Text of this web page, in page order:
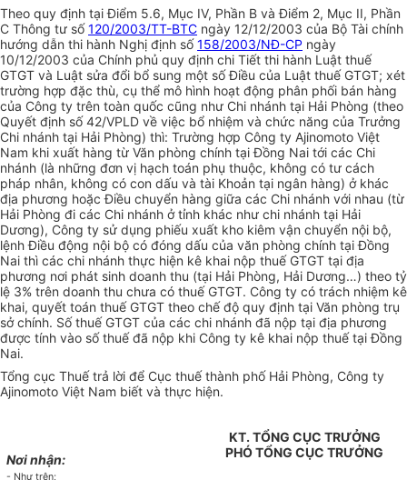
Theo quy định tại Điểm 5.6, Mục IV, Phần B và Điểm 2, Mục II, Phần
C Thông tư số120/2003/TT-BTC ngày 12/12/2003 của Bộ Tài chính
hướng dẫn thi hành Nghị định số158/2003/NĐ-CP ngày
10/12/2003 của Chính phủ quy định chi Tiết thi hành Luật thuế
GTGT và Luật sửa đổi bổ sung một số Điều của Luật thuế GTGT; xét
trường hợp đặc thù, cụ thể mô hình hoạt động phân phối bán hàng
của Công ty trên toàn quốc cũng như Chi nhánh tại Hải Phòng (theo
Quyết định số 42/VPLD về việc bổ nhiệm và chức năng của Trưởng
Chi nhánh tại Hải Phòng) thì: Trường hợp Công ty Ajinomoto Việt
Nam khi xuất hàng từ Văn phòng chính tại Đồng Nai tới các Chi
nhánh (là những đơn vị hạch toán phụ thuộc, không có tư cách
pháp nhân, không có con dấu và tài Khoản tại ngân hàng) ở khác
địa phương hoặc Điều chuyển hàng giữa các Chi nhánh với nhau (từ
Hải Phòng đi các Chi nhánh ở tỉnh khác như chi nhánh tại Hải
Dương), Công ty sử dụng phiếu xuất kho kiêm vận chuyển nội bộ,
lệnh Điều động nội bộ có đóng dấu của văn phòng chính tại Đồng
Nai thì các chi nhánh thực hiện kê khai nộp thuế GTGT tại địa
phương nơi phát sinh doanh thu (tại Hải Phòng, Hải Dương…) theo tỷ
lệ 3% trên doanh thu chưa có thuế GTGT. Công ty có trách nhiệm kê
khai, quyết toán thuế GTGT theo chế độ quy định tại Văn phòng trụ
sở chính. Số thuế GTGT của các chi nhánh đã nộp tại địa phương
được tính vào số thuế đã nộp khi Công ty kê khai nộp thuế tại Đồng
Nai.
Tổng cục Thuế trả lời để Cục thuế thành phố Hải Phòng, Công ty
Ajinomoto Việt Nam biết và thực hiện.
Nơi nhận:
- Như trên;
KT. TỔNG CỤC TRƯỞNG
PHÓ TỔNG CỤC TRƯỞNG